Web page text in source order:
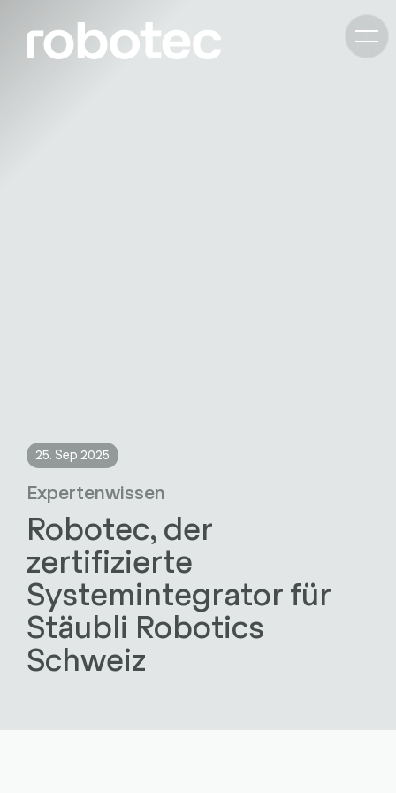
25. Sep 2025
Expertenwissen
Robotec, der
zertifizierte
Systemintegrator für
Stäubli Robotics
Schweiz